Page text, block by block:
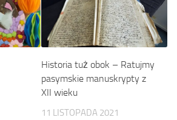
Historia tuż obok – Ratujmy
pasymskie manuskrypty z
XII wieku
11 LISTOPADA 2021